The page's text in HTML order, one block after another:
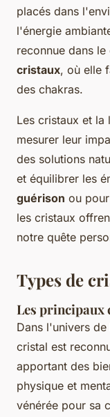
placés dans
l'énergie
reconnue dans
cristaux, où elle
des chakras.
Les cristaux et
mesurer leur
des solutions
et équilibrer les
guérison ou
les cristaux
notre quête
Types de
Les principaux
Dans l'univers de
cristal est
apportant des
physique et
vénérée pour sa